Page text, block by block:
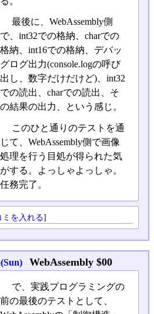
最後に、WebAssembly側
で、int32での格納、charでの
格納、int16での格納、デバッ
グログ出力(console.logの呼び
出し、数字だけだけど)、int32
での読出、charでの読出、そ
の結果の出力、という感じ。
このひと通りのテストを通
じて、WebAssembly側で画像
処理を行う目処が得られた気
がする。よっしゃよっしゃ。
任務完了。
ミを入れる]
WebAssembly $00
で、実践プログラミングの
前の最後のテストとして、